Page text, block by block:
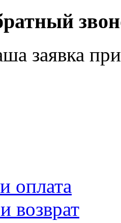
заявка
оплата
возврат